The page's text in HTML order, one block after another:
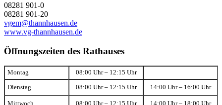
08281 901-0
08281 901-20
vgem@thannhausen.de
www.vg-thannhausen.de
Öffnungszeiten des Rathauses
Montag 08:00 Uhr – 12:15 Uhr
Dienstag 08:00 Uhr – 12:15 Uhr 14:00 Uhr – 16:00 Uhr